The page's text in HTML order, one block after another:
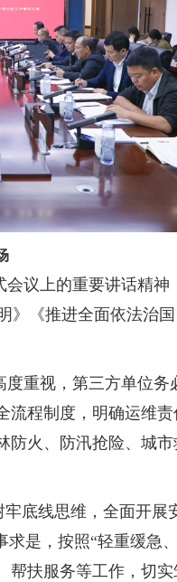
议上的重要讲话精
《推进全面依法治
重视，第三方单位
程制度，明确运维
火、防汛抢险、城
底线思维，全面开
是，按照“轻重缓急
扶服务等工作，切实